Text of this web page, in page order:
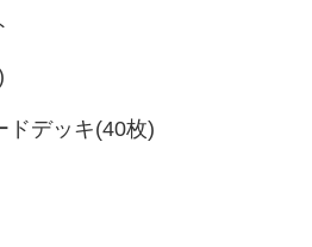
ドデッキ(40枚)